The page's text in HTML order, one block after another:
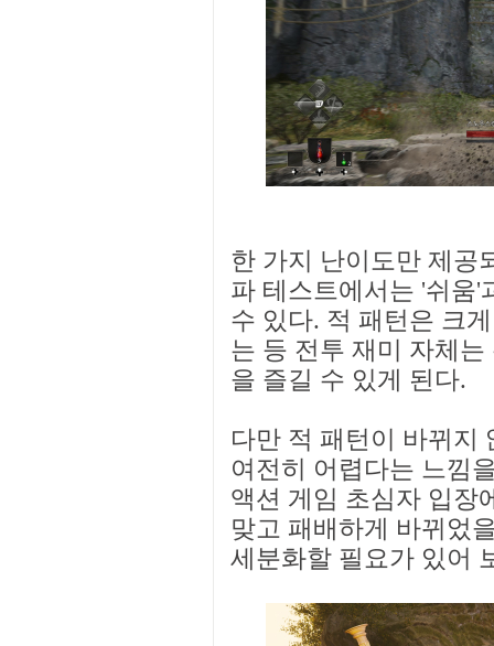
한 가지 난이도만 제공
파 테스트에서는 '쉬움'
수 있다. 적 패턴은 크
는 등 전투 재미 자체
을 즐길 수 있게 된다.
다만 적 패턴이 바뀌지
여전히 어렵다는 느낌
액션 게임 초심자 입장
맞고 패배하게 바뀌었
세분화할 필요가 있어